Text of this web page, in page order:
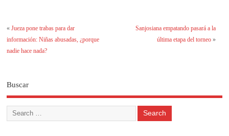
«Jueza pone trabas para dar
información: Niñas abusadas, ¿porque
nadie hace nada?
Sanjosiana empatando pasará a la
última etapa del torneo»
Buscar